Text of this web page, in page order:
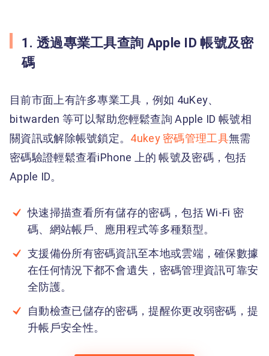
1. 透過專業工具查詢 Apple ID 帳號及密
碼
目前市面上有許多專業工具，例如 4uKey、
bitwarden 等可以幫助您輕鬆查詢 Apple ID 帳號相
關資訊或解除帳號鎖定。 4ukey 密碼管理工具無需
密碼驗證輕鬆查看iPhone 上的 帳號及密碼，包括
Apple ID。
快速掃描查看所有儲存的密碼，包括 Wi-Fi 密
碼、網站帳戶、應用程式等多種類型。
支援備份所有密碼資訊至本地或雲端，確保數據
在任何情況下都不會遺失，密碼管理資訊可靠安
全防護。
自動檢查已儲存的密碼，提醒你更改弱密碼，提
升帳戶安全性。